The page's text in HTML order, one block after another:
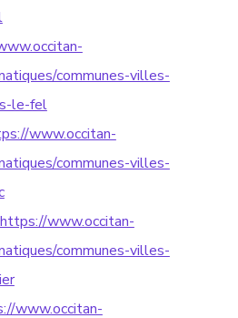
communes-villes-
le-fel
www.occitan-
communes-villes-
https://www.occitan-
communes-villes-
www.occitan-